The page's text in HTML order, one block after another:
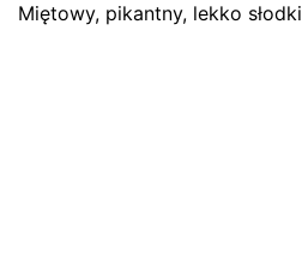
Miętowy, pikantny, lekko słodki